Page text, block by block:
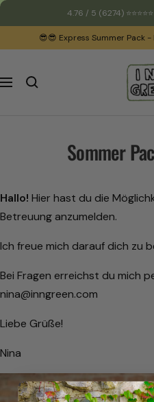
Direkt
zum
4.76 / 5 (6274)
😎😎 Express Summer Pack
Navigation
Sommer
Hallo! Hier hast du die
Betreuung anzumelden.
Ich freue mich darauf dich zu
Bei Fragen erreichst du mich
nina@inngreen.com
Liebe Grüße!
Nina